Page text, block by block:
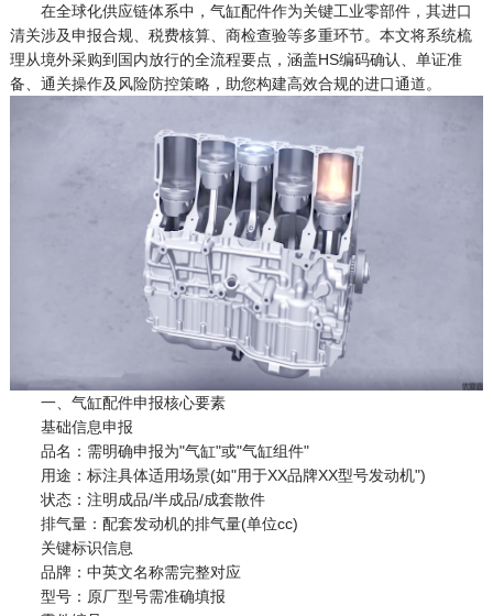
在全球化供应链体系中，气缸配件作为关键工业零部件，其进口
清关涉及申报合规、税费核算、商检查验等多重环节。本文将系统梳
理从境外采购到国内放行的全流程要点，涵盖HS编码确认、单证准
备、通关操作及风险防控策略，助您构建高效合规的进口通道。
一、气缸配件申报核心要素
基础信息申报
品名：需明确申报为"气缸"或"气缸组件"
用途：标注具体适用场景(如"用于XX品牌XX型号发动机")
状态：注明成品/半成品/成套散件
排气量：配套发动机的排气量(单位cc)
关键标识信息
品牌：中英文名称需完整对应
型号：原厂型号需准确填报